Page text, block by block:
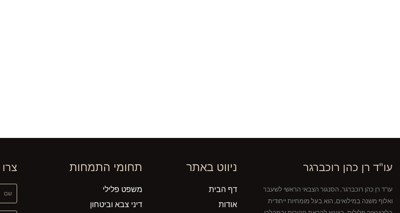
עו"ד רן כהן רוכברגר
עו"ד רן כהן רוכברגר, הסנגור הצבאי הראשי לשעבר
ואלוף משנה במילואים, הוא בעל מומחיות ייחודית
ניווט באתר
דף הבית
אודות
תחומי התמחות
משפט פלילי
דיני צבא וביטחון
שם